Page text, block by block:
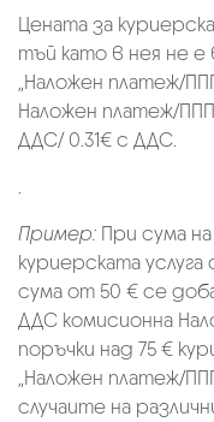
Цената за
тъй като в нея не е
„Наложен платеж/
Наложен платеж/
ДДС/ 0.31€ с ДДС.
.
Пример: При сума
куриерската
сума от 50 € се
ДДС комисионна
поръчки над 75 €
„Наложен платеж/
случаите на